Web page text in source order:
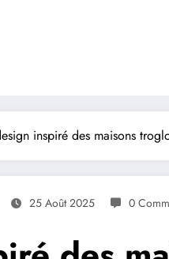
inspiré des maisons
25 Août 2025 0